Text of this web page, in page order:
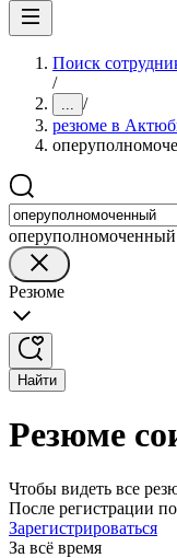
Поиск
/
... /
резюме в
оперуполномоченный
Резюме
Найти
Резюме
Чтобы видеть все
После регистрации
Зарегистрироваться
За всё время